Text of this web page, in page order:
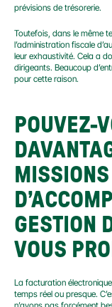
prévisions de trésorerie.
Toutefois, dans le même
l’administration fiscale
leur exhaustivité. Cela a
dirigeants. Beaucoup
pour cette raison.
POUVEZ-
MISSIONS
GESTION
VOUS
La facturation
temps réel ou presque.